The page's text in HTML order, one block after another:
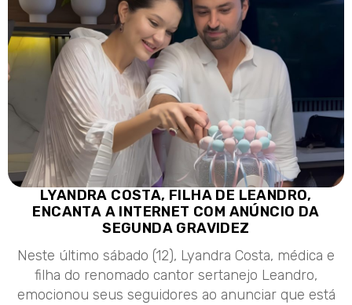
LYANDRA COSTA, FILHA DE LEANDRO,
ENCANTA A INTERNET COM ANÚNCIO DA
SEGUNDA GRAVIDEZ
Neste último sábado (12), Lyandra Costa, médica e
filha do renomado cantor sertanejo Leandro,
emocionou seus seguidores ao anunciar que está